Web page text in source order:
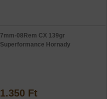
7mm-08Rem CX 139gr
Superformance Hornady
1.350 Ft